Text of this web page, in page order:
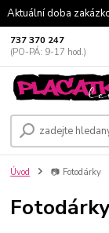
Aktuální doba
737 370 247
(PO-PÁ: 9-17 hod.)
Úvod 📷 Fotodárky